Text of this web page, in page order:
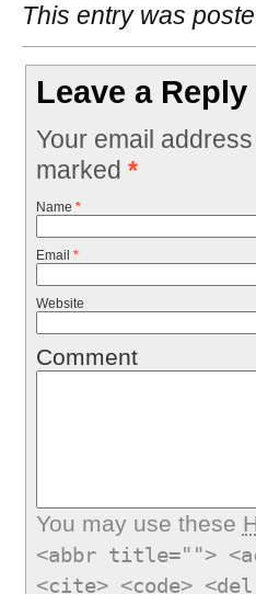
This entry was
Leave a Reply
Your email
marked *
Name *
Email *
Website
Comment
You may use these
<abbr title="">
<cite> <code>